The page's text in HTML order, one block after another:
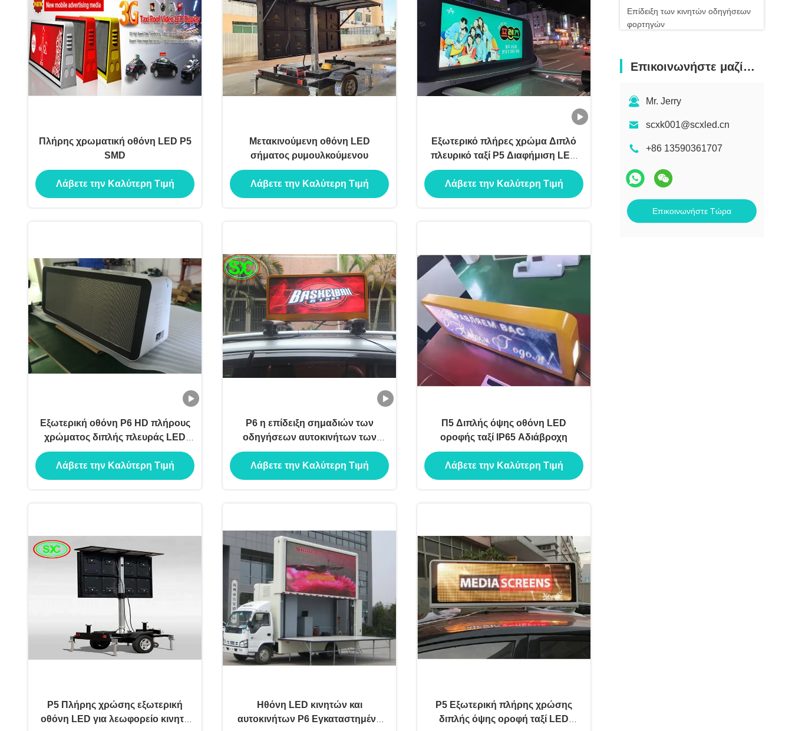
Επίδειξη των κινητών οδηγήσεων
φορτηγών
Led πίστα
Σταθερή οδηγημένη επίδειξη
Οθόνη των οδηγήσεων σφαιρών
Επικοινωνήστε μαζί μας
Mr. Jerry
scxk001@scxled.cn
+86 13590361707
Επικοινωνήστε Τώρα
Πλήρης χρωματική οθόνη LED P5
SMD
Λάβετε την Καλύτερη Τιμή
Μετακινούμενη οθόνη LED
σήματος ρυμουλκούμενου
Λάβετε την Καλύτερη Τιμή
Εξωτερικό πλήρες χρώμα Διπλό
πλευρικό ταξί P5 Διαφήμιση LED
οθόνη Οροφή αυτοκινήτου
Πυροσβεστική
Λάβετε την Καλύτερη Τιμή
Εξωτερική οθόνη P6 HD πλήρους
χρώματος διπλής πλευράς LED
οθόνης οθόνης οθόνης IP65
αδιάβροχη
Λάβετε την Καλύτερη Τιμή
P6 η επίδειξη σημαδιών των
οδηγήσεων αυτοκινήτων των
οδηγήσεων με τη στέγη ταξί
τηλεχειρισμού 4G οδήγησε την
επίδειξη
Λάβετε την Καλύτερη Τιμή
Π5 Διπλής όψης οθόνη LED
οροφής ταξί IP65 Αδιάβροχη
Λάβετε την Καλύτερη Τιμή
P5 Πλήρης χρώσης εξωτερική
οθόνη LED για λεωφορείο κινητό
Ηθόνη LED κινητών και
αυτοκινήτων P6 Εγκαταστημένη
P5 Εξωτερική πλήρης χρώσης
διπλής όψης οροφή ταξί LED